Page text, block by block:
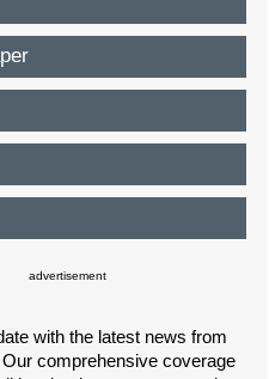
advertisement
with the latest news from
comprehensive coverage